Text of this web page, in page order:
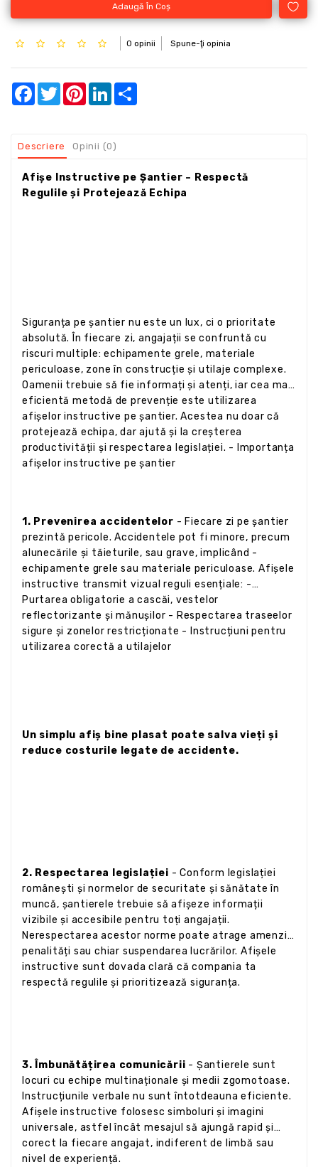
Adaugă În Coş
0 opinii Spune-ţi opinia
Facebook
TwitterPinterestLinkedIn
Descriere Opinii (0)
Afișe Instructive pe Șantier – Respectă
Regulile și Protejează Echipa
Siguranța pe șantier nu este un lux, ci o prioritate
absolută. În fiecare zi, angajații se confruntă cu
riscuri multiple: echipamente grele, materiale
periculoase, zone în construcție și utilaje complexe.
Oamenii trebuie să fie informați și atenți, iar cea mai
eficientă metodă de prevenție este utilizarea
afișelor instructive pe șantier. Acestea nu doar că
protejează echipa, dar ajută și la creșterea
productivității și respectarea legislației. - Importanța
afișelor instructive pe șantier
1. Prevenirea accidentelor - Fiecare zi pe șantier
prezintă pericole. Accidentele pot fi minore, precum
alunecările și tăieturile, sau grave, implicând -
echipamente grele sau materiale periculoase. Afișele
instructive transmit vizual reguli esențiale: -
Purtarea obligatorie a cascăi, vestelor
reflectorizante și mănușilor - Respectarea traseelor
sigure și zonelor restricționate - Instrucțiuni pentru
utilizarea corectă a utilajelor
Un simplu afiș bine plasat poate salva vieți și
reduce costurile legate de accidente.
2. Respectarea legislației - Conform legislației
românești și normelor de securitate și sănătate în
muncă, șantierele trebuie să afișeze informații
vizibile și accesibile pentru toți angajații.
Nerespectarea acestor norme poate atrage amenzi,
penalități sau chiar suspendarea lucrărilor. Afișele
instructive sunt dovada clară că compania ta
respectă regulile și prioritizează siguranța.
3. Îmbunătățirea comunicării - Șantierele sunt
locuri cu echipe multinaționale și medii zgomotoase.
Instrucțiunile verbale nu sunt întotdeauna eficiente.
Afișele instructive folosesc simboluri și imagini
universale, astfel încât mesajul să ajungă rapid și
corect la fiecare angajat, indiferent de limbă sau
nivel de experiență.